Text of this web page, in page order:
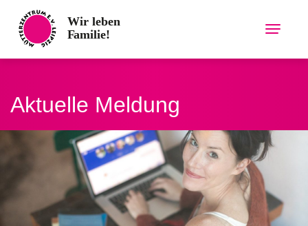
content
Aktuelle Meldung